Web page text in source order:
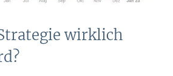
wirklich